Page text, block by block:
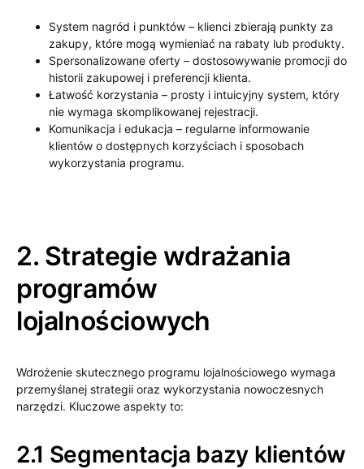
System nagród i punktów – klienci zbierają punkty za
zakupy, które mogą wymieniać na rabaty lub produkty.
Spersonalizowane oferty – dostosowywanie promocji do
historii zakupowej i preferencji klienta.
Łatwość korzystania – prosty i intuicyjny system, który
nie wymaga skomplikowanej rejestracji.
Komunikacja i edukacja – regularne informowanie
klientów o dostępnych korzyściach i sposobach
wykorzystania programu.
2. Strategie wdrażania
programów
lojalnościowych
Wdrożenie skutecznego programu lojalnościowego wymaga
przemyślanej strategii oraz wykorzystania nowoczesnych
narzędzi. Kluczowe aspekty to:
2.1 Segmentacja bazy klientów